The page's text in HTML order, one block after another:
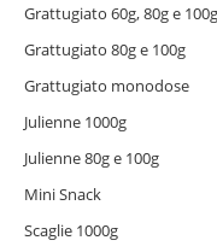
Grattugiato 60g, 80g e
Grattugiato 80g e 100g
Grattugiato monodose
Julienne 1000g
Julienne 80g e 100g
Mini Snack
Scaglie 1000g